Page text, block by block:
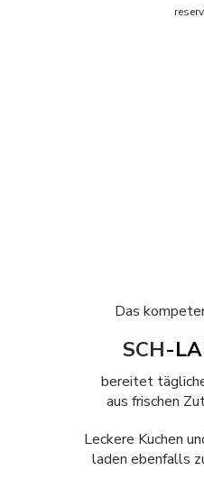
Das
SCH-
bereitet
aus frischen
Leckere Kuchen
laden ebenfalls